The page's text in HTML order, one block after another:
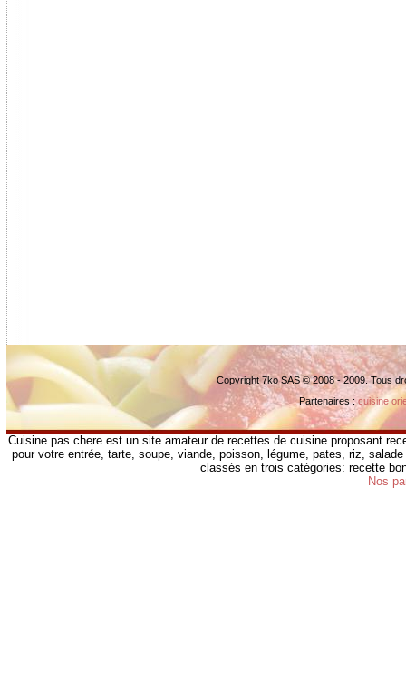
Copyright 7ko SAS © 2008 - 2009. Tous
Partenaires :cuisine
Cuisine pas chere est un site amateur de recettes de cuisine proposant
pour votre entrée, tarte, soupe, viande, poisson, légume, pates, riz,
classés en trois catégories: recette
Nos